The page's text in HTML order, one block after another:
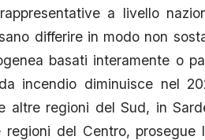
a livello
differire in modo non
basati interamente o
incendio diminuisce nel
altre regioni del Sud, in
regioni del Centro,